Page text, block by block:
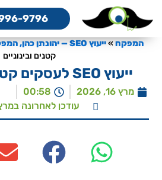
9796
המפקח»ייעוץ SEO — יהונתן כהן, המפקח
קטנים ובינוניים
ייעוץ SEO לעסקים קטנים ובינוניים
מרץ 16, 2026 00:58
עודכן לאחרונה במרץ 16,